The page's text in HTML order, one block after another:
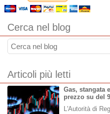
Cerca nel blog
Articoli più letti
Gas, stangata
prezzo su del
L'Autorità di